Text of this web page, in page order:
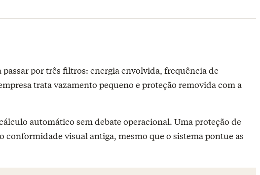
por três filtros: energia envolvida, frequência de
trata vazamento pequeno e proteção removida com a
automático sem debate operacional. Uma proteção de
visual antiga, mesmo que o sistema pontue as